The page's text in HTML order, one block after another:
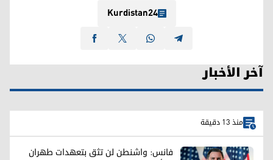
Kurdistan24
آخر الأخبار
منذ 13 دقيقة
فانس: واشنطن لن تثق بتعهدات طهران